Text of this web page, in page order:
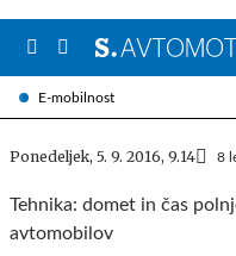
E-mobilnost
Ponedeljek, 5. 9. 2016, 9.14 8
Tehnika: domet in čas
avtomobilov